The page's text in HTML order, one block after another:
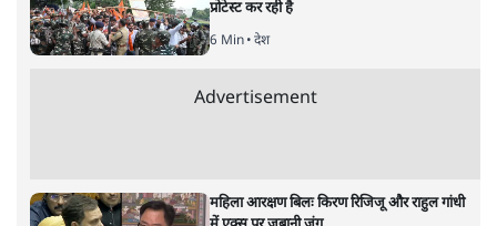
2026—27 का केंद्रीय बजट बीजेपी और प्रधानमंत्री नरेंद्र मोदी
दुर्लभ खनिज गलियारे से लेकर नए जलमार्गों के विकास तक